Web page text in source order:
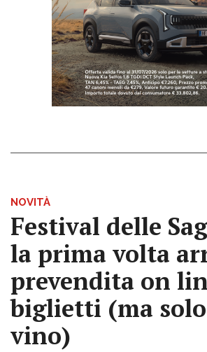
NOVITÀ
Festival delle
la prima volta
prevendita on
biglietti (ma
vino)